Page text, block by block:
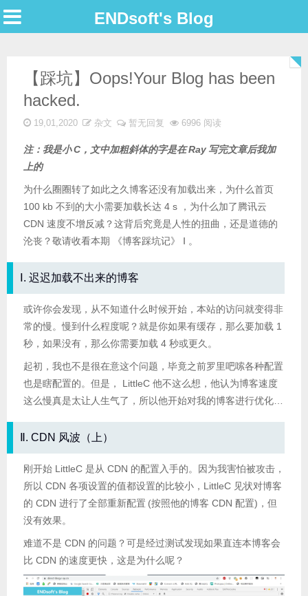
ENDsoft's Blog
【踩坑】Oops!Your Blog has been
hacked.
19,01,2020 杂文 暂无回复 6996 阅读
注：我是小C，文中加粗斜体的字是在Ray 写完文章后我加
上的
为什么圈圈转了如此之久博客还没有加载出来，为什么首页
100 kb 不到的大小需要加载长达 4 s ，为什么加了腾讯云
CDN 速度不增反减？这背后究竟是人性的扭曲，还是道德的
沦丧？敬请收看本期 《博客踩坑记》 Ⅰ 。
Ⅰ. 迟迟加载不出来的博客
或许你会发现，从不知道什么时候开始，本站的访问就变得非
常的慢。慢到什么程度呢？就是你如果有缓存，那么要加载 1
秒，如果没有，那么你需要加载 4 秒或更久。
起初，我也不是很在意这个问题，毕竟之前罗里吧嗦各种配置
也是瞎配置的。但是， LittleC 他不这么想，他认为博客速度
这么慢真是太让人生气了，所以他开始对我的博客进行优化…
Ⅱ. CDN 风波（上）
刚开始 LittleC 是从 CDN 的配置入手的。因为我害怕被攻击，
所以 CDN 各项设置的值都设置的比较小，LittleC 见状对博客
的 CDN 进行了全部重新配置 (按照他的博客 CDN 配置)，但
没有效果。
难道不是 CDN 的问题？可是经过测试发现如果直连本博客会
比 CDN 的速度更快，这是为什么呢？